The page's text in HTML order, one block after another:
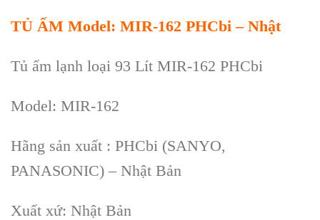
TỦ ẤM Model: MIR-162 PHCbi – Nhật
Tủ ấm lạnh loại 93 Lít MIR-162 PHCbi
Model: MIR-162
Hãng sản xuất : PHCbi (SANYO,
PANASONIC) – Nhật Bản
Xuất xứ: Nhật Bản